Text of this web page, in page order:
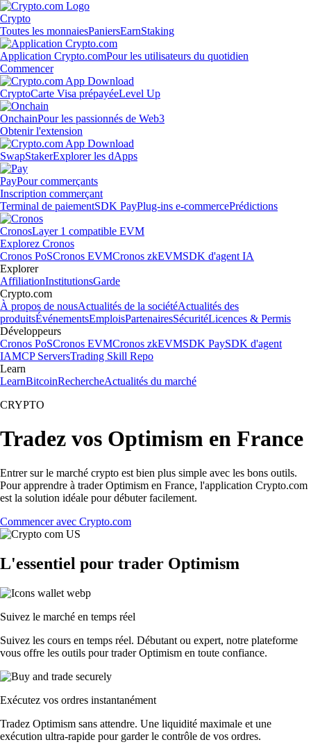
Crypto
Toutes les monnaiesPaniersEarnStaking
Application Crypto.comPour les utilisateurs du quotidien
Commencer
CryptoCarte Visa prépayéeLevel Up
OnchainPour les passionnés de Web3
Obtenir l'extension
SwapStakerExplorer les dApps
PayPour commerçants
Inscription commerçant
Terminal de paiementSDK PayPlug-ins e-commercePrédictions
CronosLayer 1 compatible EVM
Explorez Cronos
Cronos PoSCronos EVMCronos zkEVMSDK d'agent IA
Explorer
AffiliationInstitutionsGarde
Crypto.com
À propos de nousActualités de la sociétéActualités des
produitsÉvénementsEmploisPartenairesSécuritéLicences & Permis
Développeurs
Cronos PoSCronos EVMCronos zkEVMSDK PaySDK d'agent
IAMCP ServersTrading Skill Repo
Learn
LearnBitcoinRechercheActualités du marché
CRYPTO
Tradez vos Optimism en France
Entrer sur le marché crypto est bien plus simple avec les bons outils.
Pour apprendre à trader Optimism en France, l'application Crypto.com
est la solution idéale pour débuter facilement.
Commencer avec Crypto.com
L'essentiel pour trader Optimism
Suivez le marché en temps réel
Suivez les cours en temps réel. Débutant ou expert, notre plateforme
vous offre les outils pour trader Optimism en toute confiance.
Exécutez vos ordres instantanément
Tradez Optimism sans attendre. Une liquidité maximale et une
exécution ultra-rapide pour garder le contrôle de vos ordres.